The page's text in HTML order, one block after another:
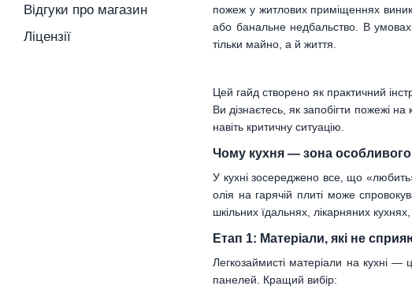
пожеж у житлових приміщеннях
або банальне недбальство. В
тільки майно, а й життя.
Цей гайд створено як практичний
Ви дізнаєтесь, як запобігти пожежі
навіть критичну ситуацію.
Чому кухня — зона особливого
У кухні зосереджено все, що
олія на гарячій плиті може
шкільних їдальнях, лікарняних
Етап 1: Матеріали, які не
Легкозаймисті матеріали на кухні
панелей. Кращий вибір:
Відгуки про магазин
Ліцензії